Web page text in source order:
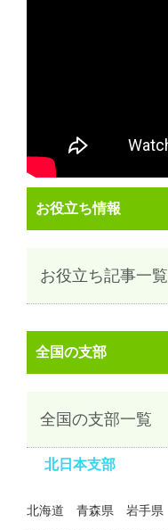
お役立ち情報
お役立ち記事一覧
全国の支部
全国の支部一覧
北日本支部
北海道 青森県 岩手県